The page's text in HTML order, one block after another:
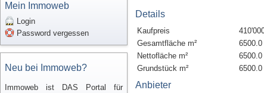
Mein Immoweb
Login
Password vergessen
Neu bei Immoweb?
Immoweb ist DAS Portal für
Details
Kaufpreis
Gesamtfläche m²
6500.0
Nettofläche m²
6500.0
Grundstück m²
6500.0
Anbieter